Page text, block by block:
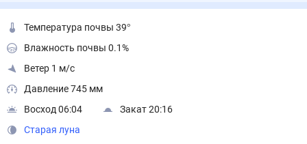
Температура почвы 39°
Влажность почвы 0.1%
Ветер 1 м/с
Давление 745 мм
Восход 06:04
Закат 20:16
Старая луна